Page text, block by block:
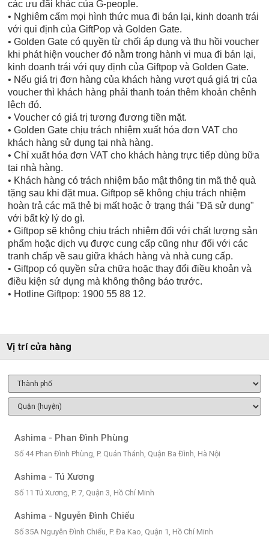
các ưu đãi khác của G-people.
• Nghiêm cấm mọi hình thức mua đi bán lại, kinh doanh trái
với qui định của GiftPop và Golden Gate.
• Golden Gate có quyền từ chối áp dụng và thu hồi voucher
khi phát hiện voucher đó nằm trong hành vi mua đi bán lại,
kinh doanh trái với quy định của Giftpop và Golden Gate.
• Nếu giá trị đơn hàng của khách hàng vượt quá giá trị của
voucher thì khách hàng phải thanh toán thêm khoản chênh
lệch đó.
• Voucher có giá trị tương đương tiền mặt.
• Golden Gate chịu trách nhiệm xuất hóa đơn VAT cho
khách hàng sử dụng tại nhà hàng.
• Chỉ xuất hóa đơn VAT cho khách hàng trực tiếp dùng bữa
tại nhà hàng.
• Khách hàng có trách nhiệm bảo mật thông tin mã thẻ quà
tặng sau khi đặt mua. Giftpop sẽ không chịu trách nhiệm
hoàn trả các mã thẻ bị mất hoặc ở trạng thái "Đã sử dụng"
với bất kỳ lý do gì.
• Giftpop sẽ không chịu trách nhiệm đối với chất lượng sản
phẩm hoặc dịch vụ được cung cấp cũng như đối với các
tranh chấp về sau giữa khách hàng và nhà cung cấp.
• Giftpop có quyền sửa chữa hoặc thay đổi điều khoản và
điều kiện sử dụng mà không thông báo trước.
• Hotline Giftpop: 1900 55 88 12.
Vị trí cửa hàng
Ashima - Phan Đình Phùng
Số 44 Phan Đình Phùng, P. Quán Thánh, Quận Ba Đình, Hà Nội
Ashima - Tú Xương
Số 11 Tú Xương, P. 7, Quận 3, Hồ Chí Minh
Ashima - Nguyễn Đình Chiểu
Số 35A Nguyễn Đình Chiểu, P. Đa Kao, Quận 1, Hồ Chí Minh